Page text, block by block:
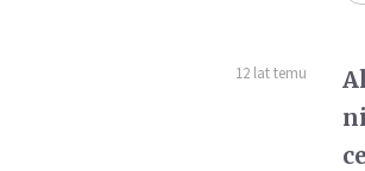
12 lat temu